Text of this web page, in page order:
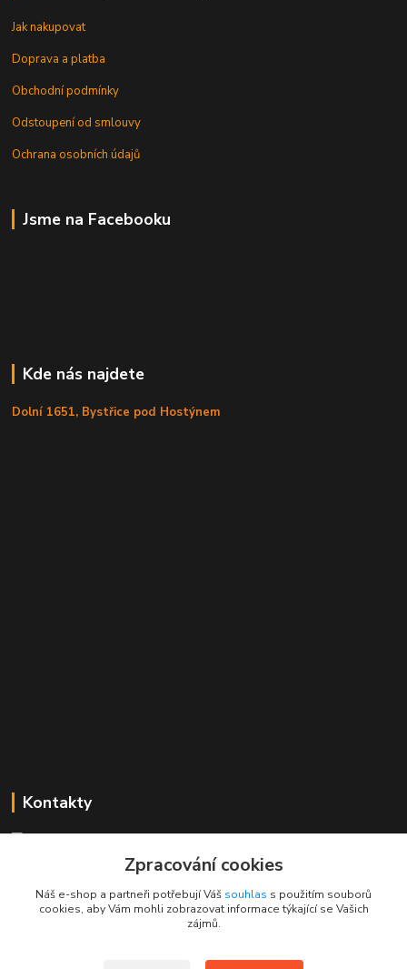
Jak nakupovat
Doprava a platba
Obchodní podmínky
Odstoupení od smlouvy
Ochrana osobních údajů
Jsme na Facebooku
Kde nás najdete
Dolní 1651, Bystřice pod Hostýnem
Kontakty
+420 725 613 837
info@rajklubicek.cz
Zpracování cookies
Náš e-shop a partneři potřebují Váš souhlas s použitím souborů
cookies, aby Vám mohli zobrazovat informace týkající se Vašich
zájmů.